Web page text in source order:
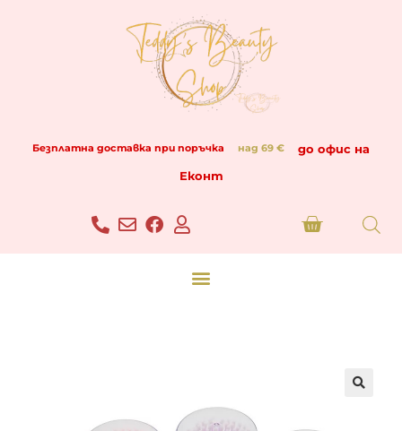
Безплатна доставка при поръчка над 69 €
до офис на
Еконт